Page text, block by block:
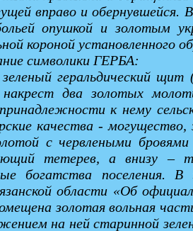
вправо и обернувшейся.
опушкой и золотым
короной установленного
символики ГЕРБА:
геральдический
два золотых
к нему
качества -
с червлеными
тетерев, а внизу –
богатства поселения.
области «Об
золотая вольная
на ней старинной